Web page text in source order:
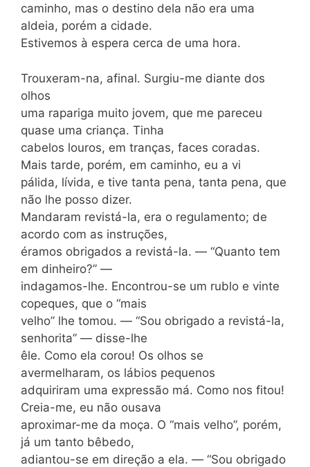
caminho, mas o destino dela não era uma
aldeia, porém a cidade.
Estivemos à espera cerca de uma hora.
Trouxeram-na, afinal. Surgiu-me diante dos
olhos
uma rapariga muito jovem, que me pareceu
quase uma criança. Tinha
cabelos louros, em tranças, faces coradas.
Mais tarde, porém, em caminho, eu a vi
pálida, lívida, e tive tanta pena, tanta pena, que
não lhe posso dizer.
Mandaram revistá-la, era o regulamento; de
acordo com as instruções,
éramos obrigados a revistá-la. — “Quanto tem
em dinheiro?” —
indagamos-lhe. Encontrou-se um rublo e vinte
copeques, que o “mais
velho” lhe tomou. — “Sou obrigado a revistá-la,
senhorita” — disse-lhe
êle. Como ela corou! Os olhos se
avermelharam, os lábios pequenos
adquiriram uma expressão má. Como nos fitou!
Creia-me, eu não ousava
aproximar-me da moça. O “mais velho”, porém,
já um tanto bêbedo,
adiantou-se em direção a ela. — “Sou obrigado